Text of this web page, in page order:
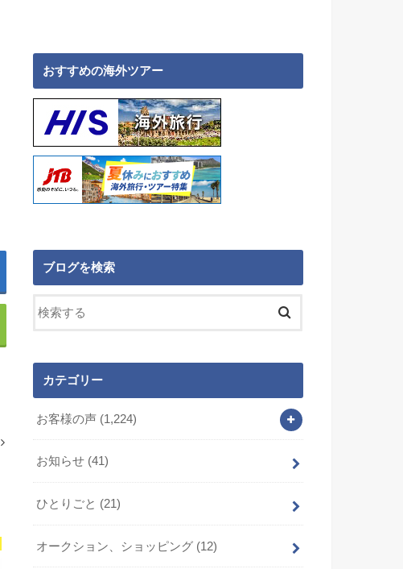
おすすめの海外ツアー
ブログを検索
カテゴリー
お客様の声 (1,224)
お知らせ (41)
ひとりごと (21)
オークション、ショッピング (12)